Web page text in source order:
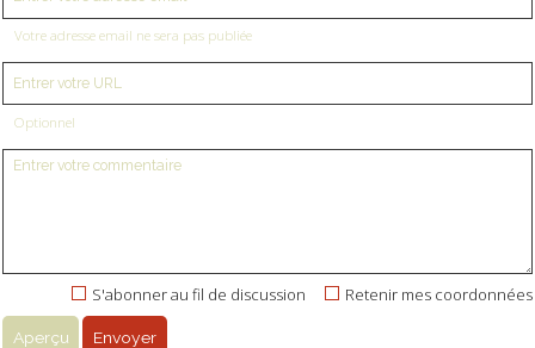
Votre adresse email ne sera pas publiée
Optionnel
Retenir mes coordonnées
S'abonner au fil de discussion